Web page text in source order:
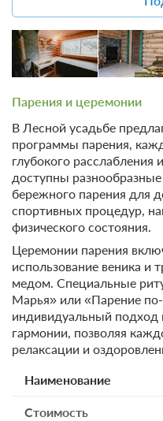
4 часа затопки бани.
на ночлег — 10 человек.
Парения и церемонии
В Лесной усадьбе
программы парения,
глубокого расслабления
доступны
бережного парения для
спортивных процедур,
физического состояния.
Церемонии парения
использование веника и
медом. Специальные
Марья» или «Парение
индивидуальный подход
гармонии, позволяя
релаксации и